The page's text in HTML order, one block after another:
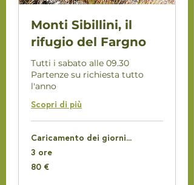
Monti Sibillini, il
rifugio del Fargno
Tutti i sabato alle 09.30
Partenze su richiesta tutto
l'anno
Scopri di più
Caricamento dei giorni...
3 ore
80
euro
80 €